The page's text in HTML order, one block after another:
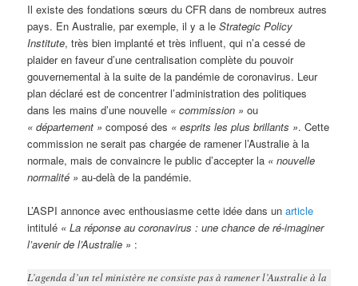
Il existe des fondations sœurs du CFR dans de nombreux autres
pays. En Australie, par exemple, il y a leStrategic Policy
Institute, très bien implanté et très influent, qui n’a cessé de
plaider en faveur d’une centralisation complète du pouvoir
gouvernemental à la suite de la pandémie de coronavirus. Leur
plan déclaré est de concentrer l’administration des politiques
dans les mains d’une nouvelle « commission » ou
« département » composé des « esprits les plus brillants ». Cette
commission ne serait pas chargée de ramener l’Australie à la
normale, mais de convaincre le public d’accepter la « nouvelle
normalité » au-delà de la pandémie.
L’ASPI annonce avec enthousiasme cette idée dans unarticle
intitulé « La réponse au coronavirus : une chance de ré-imaginer
l’avenir de l’Australie » :
L’agenda d’un tel ministère ne consiste pas à ramener l’Australie à la